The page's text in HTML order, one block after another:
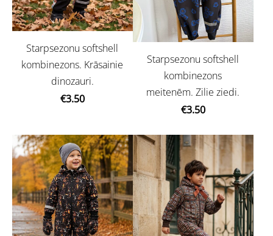
Starpsezonu softshell
kombinezons. Krāsainie
dinozauri.
€3.50
Starpsezonu softshell
kombinezons
meitenēm. Zilie ziedi.
€3.50